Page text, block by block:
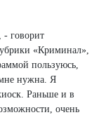
- говорит
«Криминал»,
пользуюсь,
мне нужна. Я
Раньше и в
очень